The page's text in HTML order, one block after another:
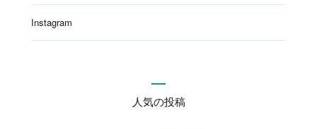
Instagram
人気の投稿